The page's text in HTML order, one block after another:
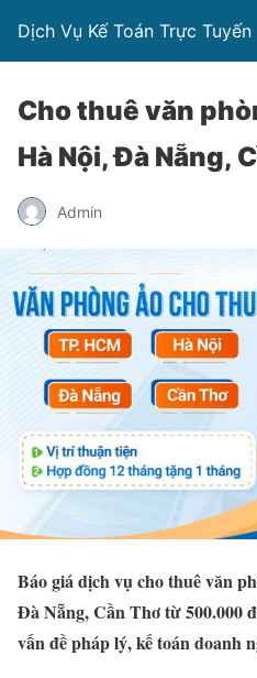
Dịch Vụ Kế Toán Trực Tuyến
Cho thuê văn
Hà Nội, Đà Nẵng,
Admin
Báo giá dịch vụ cho thuê văn
Đà Nẵng, Cần Thơ từ 500.000
vấn đề pháp lý, kế toán doanh